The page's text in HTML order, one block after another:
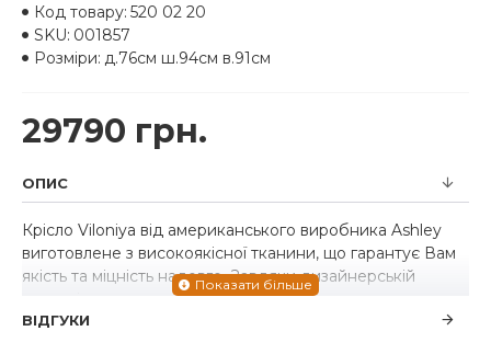
29790 грн.
Код товару: 520 02 20
SKU: 001857
Розміри: д.76см ш.94см в.91см
ОПИС
Крісло Viloniya від американського виробника Ashley
виготовлене з високоякісної тканини, що гарантує Вам
якість та міцність надовго. Завдяки дизайнерській
тканині з металевим блиском, що була взята за основу
створення цієї моделі, крісло виглядає дуже стильно.
ВІДГУКИ